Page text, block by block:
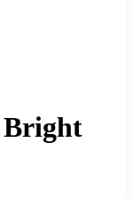
Bright